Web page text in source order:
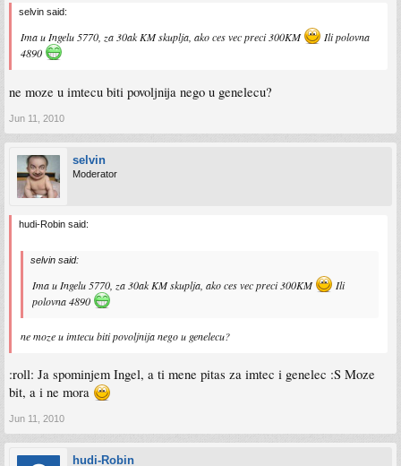
selvin said:
Ima u Ingelu 5770, za 30ak KM skuplja, ako ces vec preci 300KM
Ili polovna
4890
ne moze u imtecu biti povoljnija nego u genelecu?
Jun 11, 2010
selvin
Moderator
hudi-Robin said:
selvin said:
Ima u Ingelu 5770, za 30ak KM skuplja, ako ces vec preci 300KM
Ili
polovna 4890
ne moze u imtecu biti povoljnija nego u genelecu?
:roll: Ja spominjem Ingel, a ti mene pitas za imtec i genelec :S Moze
bit, a i ne mora
Jun 11, 2010
hudi-Robin